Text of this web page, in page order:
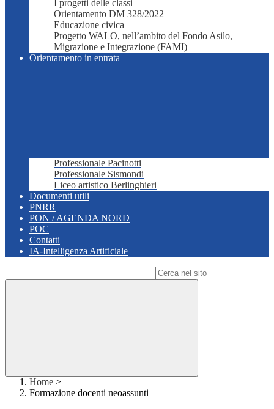
I progetti delle classi
Orientamento DM 328/2022
Educazione civica
Progetto WALO, nell’ambito del Fondo Asilo,
Migrazione e Integrazione (FAMI)
Orientamento in entrata
Professionale Pacinotti
Professionale Sismondi
Liceo artistico Berlinghieri
Documenti utili
PNRR
PON / AGENDA NORD
POC
Contatti
IA-Intelligenza Artificiale
Home >
Formazione docenti neoassunti